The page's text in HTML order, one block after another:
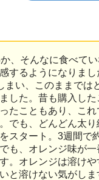
、そんなに食べて
するようになりまし
い、このままでは
した。昔も購入し
たこともあり、こ
でも、どんどん太
スタート。3週間で
も、オレンジ味が
。オレンジは溶け
と溶けない気がし